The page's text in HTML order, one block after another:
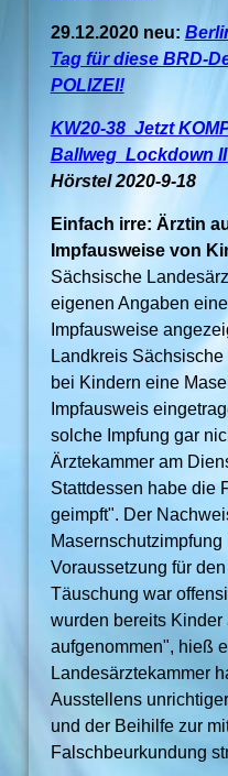
29.12.2020 neu:
Tag für diese BRD-
POLIZEI!
KW20-38 Jetzt
Ballweg Lockdown
Hörstel 2020-9-18
Einfach irre: Ärztin
Impfausweise von
Sächsische
eigenen Angaben
Impfausweise
Landkreis Sächsische
bei Kindern eine
Impfausweis
solche Impfung gar
Ärztekammer am
Stattdessen habe die
geimpft". Der
Voraussetzung für
Täuschung war
wurden bereits Kinder
aufgenommen", hieß
Landesärztekammer
Ausstellens
und der Beihilfe zur
Falschbeurkundung